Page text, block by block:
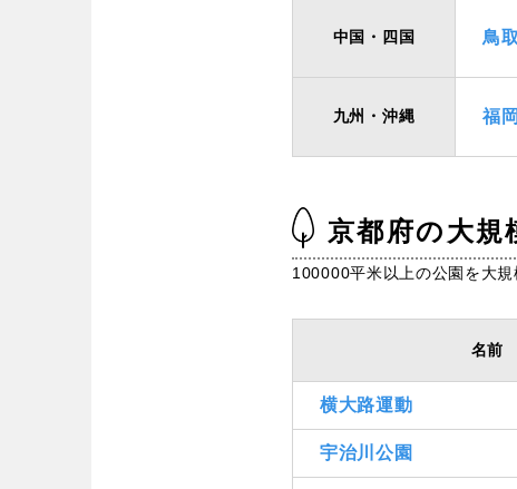
島根
高知
佐賀
中国・四国 鳥取
九州・沖縄 福岡
京都府の大規
100000平米以上の公園を大規
名前
横大路運動
宇治川公園